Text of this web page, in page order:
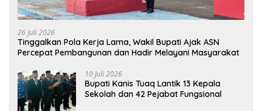
26 Juli 2026
Tinggalkan Pola Kerja Lama, Wakil Bupati Ajak ASN
Percepat Pembangunan dan Hadir Melayani Masyarakat
10 Juli 2026
Bupati Kanis Tuaq Lantik 13 Kepala
Sekolah dan 42 Pejabat Fungsional